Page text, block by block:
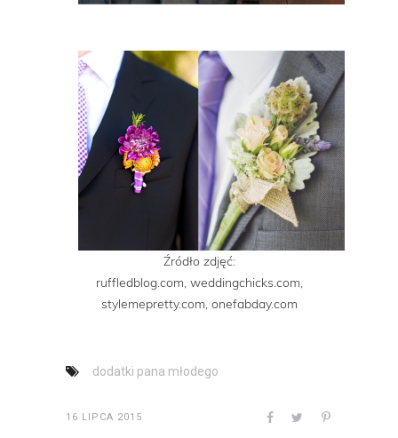
Źródło zdjęć:
ruffledblog.com, weddingchicks.com,
stylemepretty.com, onefabday.com
dodatki pana młodego
16 LIPCA 2015